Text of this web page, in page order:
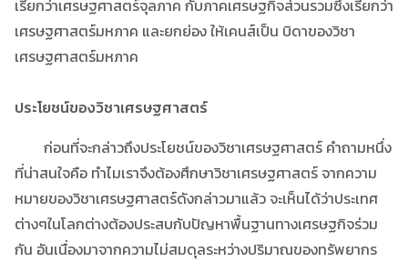
เรียกว่าเศรษฐศาสตร์จุลภาค กับภาคเศรษฐกิจส่วนรวมซึ่งเรียกว่า
เศรษฐศาสตร์มหภาค และยกย่อง ให้เคนส์เป็น บิดาของวิชา
เศรษฐศาสตร์มหภาค
ประโยชน์ของวิชาเศรษฐศาสตร์
ก่อนที่จะกล่าวถึงประโยชน์ของวิชาเศรษฐศาสตร์ คำถามหนึ่ง
ที่น่าสนใจคือ ทำไมเราจึงต้องศึกษาวิชาเศรษฐศาสตร์ จากความ
หมายของวิชาเศรษฐศาสตร์ดังกล่าวมาแล้ว จะเห็นได้ว่าประเทศ
ต่างๆในโลกต่างต้องประสบกับปัญหาพื้นฐานทางเศรษฐกิจร่วม
กัน อันเนื่องมาจากความไม่สมดุลระหว่างปริมาณของทรัพยากร